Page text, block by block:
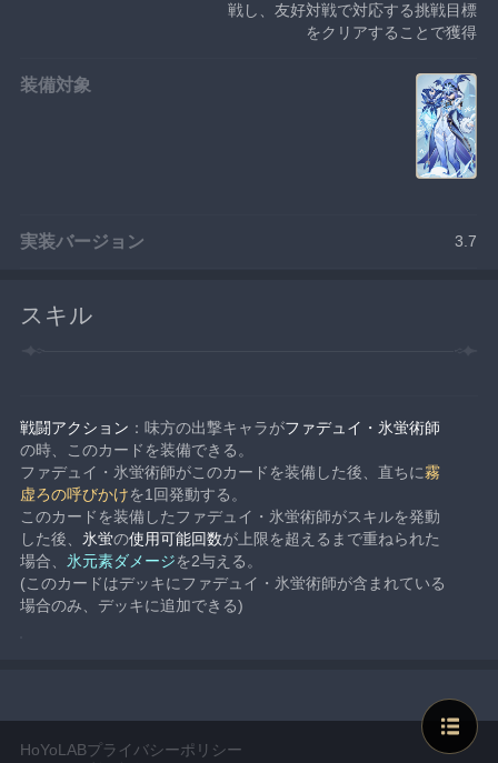
戦し、友好対戦で対応する挑戦目標
をクリアすることで獲得
装備対象
実装バージョン 3.7
スキル
戦闘アクション ：味方の出撃キャラがファデュイ・氷蛍術師
の時、このカードを装備できる。
ファデュイ・氷蛍術師がこのカードを装備した後、直ちに霧
虚ろの呼びかけを1回発動する。
このカードを装備したファデュイ・氷蛍術師がスキルを発動
した後、 氷蛍の使用可能回数が上限を超えるまで重ねられた
場合、 氷元素ダメージを2与える。
(このカードはデッキにファデュイ・氷蛍術師が含まれている
場合のみ、デッキに追加できる)
HoYoLABプライバシーポリシー